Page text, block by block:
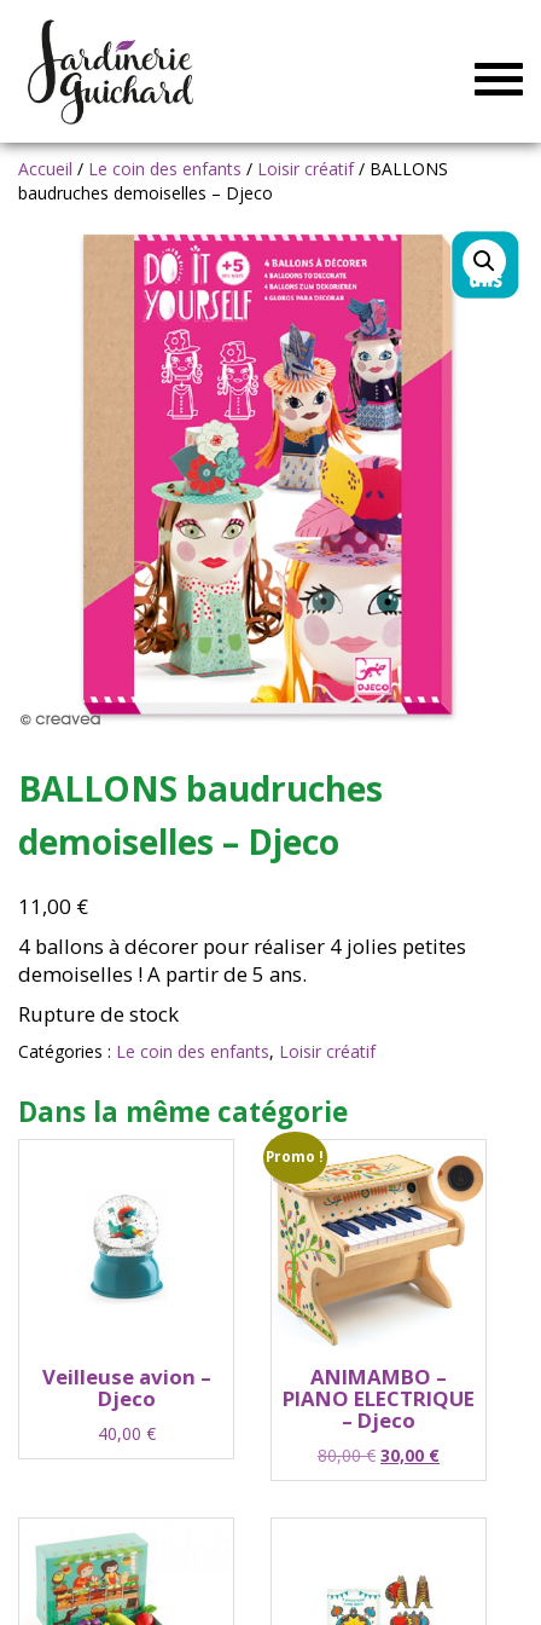
Accueil / Le coin des enfants / Loisir créatif/ BALLONS
baudruches demoiselles – Djeco
BALLONS baudruches
demoiselles – Djeco
11,00 €
4 ballons à décorer pour réaliser 4 jolies petites
demoiselles ! A partir de 5 ans.
Rupture de stock
Catégories : Le coin des enfants, Loisir créatif
Dans la même catégorie
Veilleuse avion –
Djeco
40,00 €
Promo !
ANIMAMBO –
PIANO ELECTRIQUE
– Djeco
80,00€ Le
prix
était :
30,00 €Le
prix
est :